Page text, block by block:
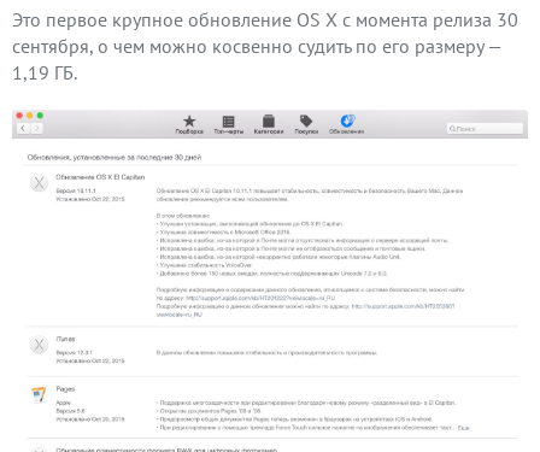
Это первое крупное обновление OS X с момента релиза 30
сентября, о чем можно косвенно судить по его размеру —
1,19 ГБ.